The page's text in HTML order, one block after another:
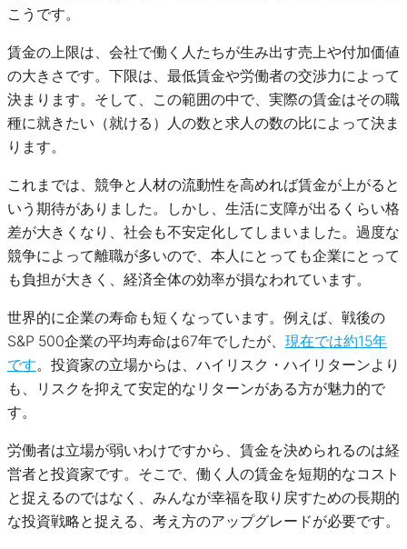
こうです。
賃金の上限は、会社で働く人たちが生み出す売上や付加価値
の大きさです。下限は、最低賃金や労働者の交渉力によって
決まります。そして、この範囲の中で、実際の賃金はその職
種に就きたい（就ける）人の数と求人の数の比によって決ま
ります。
これまでは、競争と人材の流動性を高めれば賃金が上がると
いう期待がありました。しかし、生活に支障が出るくらい格
差が大きくなり、社会も不安定化してしまいました。過度な
競争によって離職が多いので、本人にとっても企業にとって
も負担が大きく、経済全体の効率が損なわれています。
世界的に企業の寿命も短くなっています。例えば、戦後の
S&P 500企業の平均寿命は67年でしたが、 現在では約15年
です。投資家の立場からは、ハイリスク・ハイリターンより
も、リスクを抑えて安定的なリターンがある方が魅力的で
す。
労働者は立場が弱いわけですから、賃金を決められるのは経
営者と投資家です。そこで、働く人の賃金を短期的なコスト
と捉えるのではなく、みんなが幸福を取り戻すための長期的
な投資戦略と捉える、考え方のアップグレードが必要です。